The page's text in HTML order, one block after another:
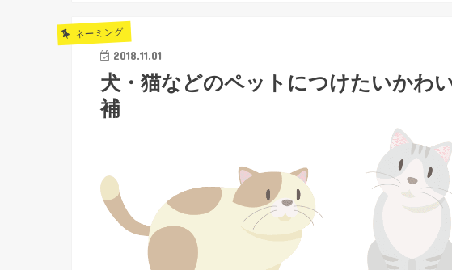
ネーミング
2018.11.01
犬・猫などのペットにつけたいかわ
補